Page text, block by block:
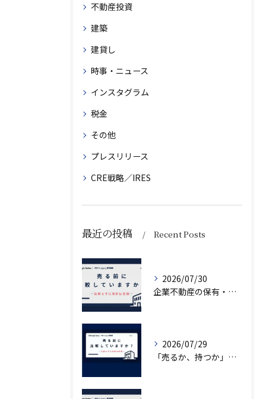
不動産投資
建築
建貸し
時事・ニュース
インスタグラム
税金
その他
プレスリリース
CRE戦略／IRES
最近の投稿 Recent Posts
2026/07/30
企業不動産の保有・活用・売却・組み換えをどう比較するか｜CRE戦略の8つの評価軸
2026/07/29
「売るか、持つか」で悩んでいませんか？